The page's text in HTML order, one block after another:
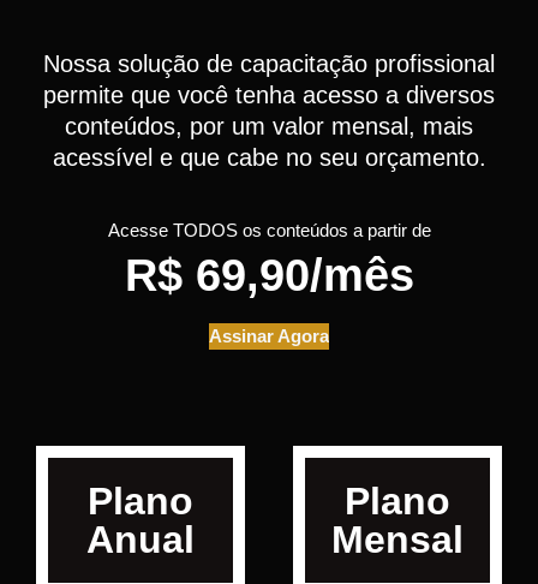
Nossa solução de capacitação profissional
permite que você tenha acesso a diversos
conteúdos, por um valor mensal, mais
acessível e que cabe no seu orçamento.
Acesse TODOS os conteúdos a partir de
R$ 69,90/mês
Assinar Agora
Plano
Anual
Plano
Mensal